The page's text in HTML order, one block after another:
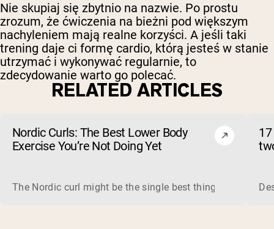
Nie skupiaj się zbytnio na nazwie. Po prostu
zrozum, że ćwiczenia na bieżni pod większym
nachyleniem mają realne korzyści. A jeśli taki
trening daje ci formę cardio, którą jesteś w stanie
utrzymać i wykonywać regularnie, to
zdecydowanie warto go polecać.
RELATED ARTICLES
Nordic Curls: The Best Lower Body
Exercise You’re Not Doing Yet
The Nordic curl might be the single best thing you can